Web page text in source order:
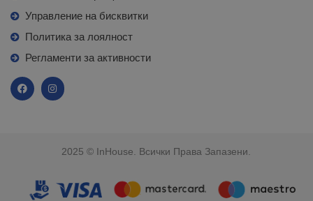
Управление на бисквитки
Политика за лоялност
Регламенти за активности
2025 © InHouse. Всички Права Запазени.